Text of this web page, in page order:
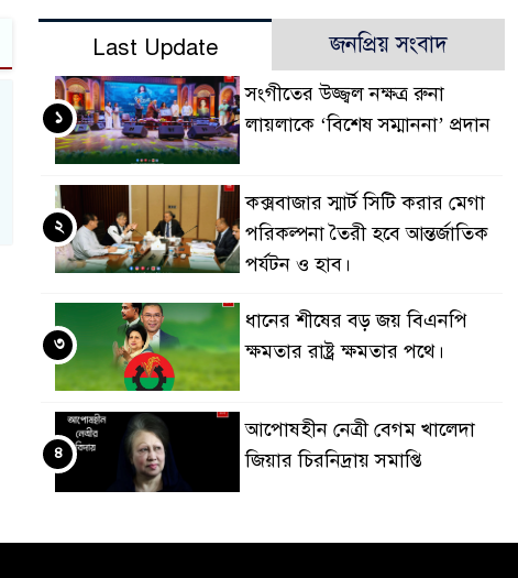
Last Update জনপ্রিয় সংবাদ
সংগীতের উজ্জ্বল নক্ষত্র রুনা
লায়লাকে ‘বিশেষ সম্মাননা’ প্রদান
১
কক্সবাজার স্মার্ট সিটি করার মেগা
পরিকল্পনা তৈরী হবে আন্তর্জাতিক
পর্যটন ও হাব।
২
ধানের শীষের বড় জয় বিএনপি
ক্ষমতার রাষ্ট্র ক্ষমতার পথে।
৩
আপোষহীন নেত্রী বেগম খালেদা
জিয়ার চিরনিদ্রায় সমাপ্তি
৪
জাপান-বাংলাদেশ সহযোগিতা